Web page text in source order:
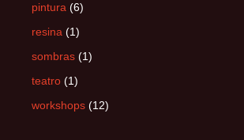
pintura (6)
resina (1)
sombras (1)
teatro (1)
workshops (12)